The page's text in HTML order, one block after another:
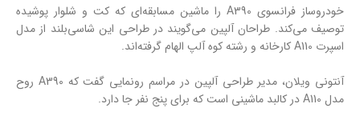
خودروساز فرانسوی A390 را ماشین مسابقه‌ای که کت و شلوار پوشیده
توصیف می‌کند. طراحان آلپین می‌گویند در طراحی این شاسی‌بلند از مدل
اسپرت A110 کارخانه و رشته کوه آلپ الهام گرفته‌اند.
آنتونی ویلان، مدیر طراحی آلپین در مراسم رونمایی گفت که A390 روح
مدل A110 در کالبد ماشینی است که برای پنج نفر جا دارد.